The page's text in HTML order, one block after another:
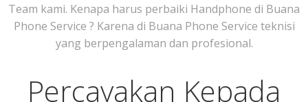
Team kami. Kenapa harus perbaiki Handphone di Buana
Phone Service ? Karena di Buana Phone Service teknisi
yang berpengalaman dan profesional.
Percayakan Kepada